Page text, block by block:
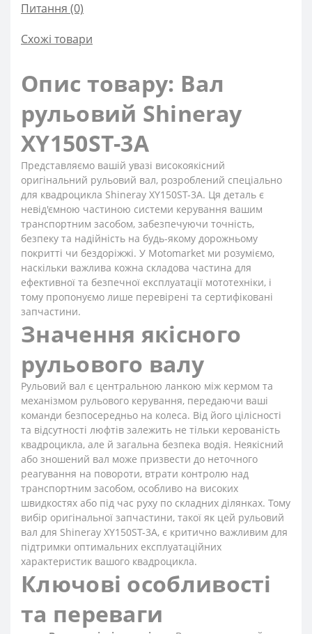
Питання (0)
Схожі товари
Опис товару: Вал
рульовий Shineray
XY150ST-3A
Представляємо вашій увазі високоякісний
оригінальний рульовий вал, розроблений спеціально
для квадроцикла Shineray XY150ST-3A. Ця деталь є
невід'ємною частиною системи керування вашим
транспортним засобом, забезпечуючи точність,
безпеку та надійність на будь-якому дорожньому
покритті чи бездоріжжі. У Motomarket ми розуміємо,
наскільки важлива кожна складова частина для
ефективної та безпечної експлуатації мототехніки, і
тому пропонуємо лише перевірені та сертифіковані
запчастини.
Значення якісного
рульового валу
Рульовий вал є центральною ланкою між кермом та
механізмом рульового керування, передаючи ваші
команди безпосередньо на колеса. Від його цілісності
та відсутності люфтів залежить не тільки керованість
квадроцикла, але й загальна безпека водія. Неякісний
або зношений вал може призвести до неточного
реагування на повороти, втрати контролю над
транспортним засобом, особливо на високих
швидкостях або під час руху по складних ділянках. Тому
вибір оригінальної запчастини, такої як цей рульовий
вал для Shineray XY150ST-3A, є критично важливим для
підтримки оптимальних експлуатаційних
характеристик вашого квадроцикла.
Ключові особливості
та переваги